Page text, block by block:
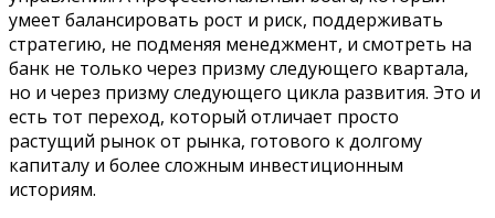
умеет балансировать рост и риск, поддерживать
стратегию, не подменяя менеджмент, и смотреть на
банк не только через призму следующего квартала,
но и через призму следующего цикла развития. Это и
есть тот переход, который отличает просто
растущий рынок от рынка, готового к долгому
капиталу и более сложным инвестиционным
историям.